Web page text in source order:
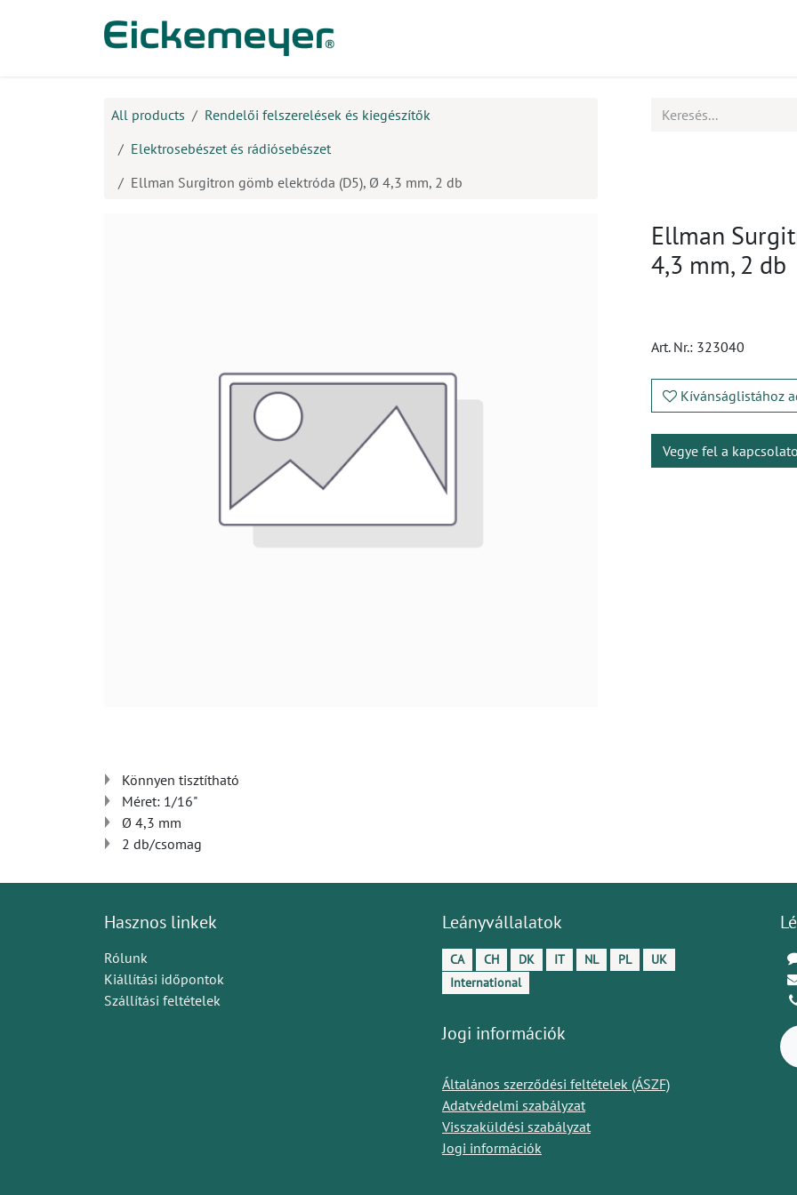
All products
Rendelői felszerelések és kiegészítők
Elektrosebészet és rádiósebészet
Ellman Surgitron gömb elektróda (D5), Ø 4,3 mm, 2 db
Ellman
4,3 mm, 2 db
Art. Nr.: 323040
Kívánságlistához
Vegye fel a
Könnyen tisztítható
Méret: 1/16"
Ø 4,3 mm
2 db/csomag
Hasznos linkek
Rólunk
Kiállítási időpontok
Szállítási feltételek
Leányvállalatok
CA CH DK IT NL PL
UK
International
Jogi információk
Általános szerződési feltételek (ÁSZF)
Adatvédelmi szabályzat
Visszaküldési szabályzat
Jogi információk